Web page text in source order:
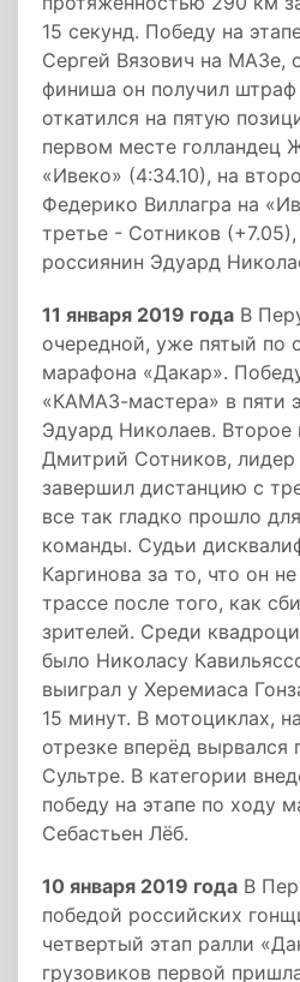
15 секунд. Победу на
Сергей Вязович на МАЗе,
финиша он получил штраф
откатился на пятую
первом месте голландец
«Ивеко» (4:34.10), на
Федерико Виллагра на
третье - Сотников
россиянин Эдуард
11 января 2019 года В
очередной, уже пятый по
марафона «Дакар».
«КАМАЗ-мастера» в пяти
Эдуард Николаев. Второе
Дмитрий Сотников,
завершил дистанцию с
все так гладко прошло
команды. Судьи
Каргинова за то, что он
трассе после того, как
зрителей. Среди
было Николасу
выиграл у Херемиаса
15 минут. В мотоциклах,
отрезке вперёд вырвался
Сультре. В категории
победу на этапе по ходу
Себастьен Лёб.
10 января 2019 года В
победой российских
четвертый этап ралли
грузовиков первой